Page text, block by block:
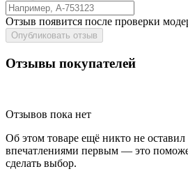
Отзыв появится после проверки
Опубликовать отзыв
Отзывы покупателей
Отзывов пока нет
Об этом товаре ещё никто не
впечатлениями первым — это
сделать выбор.